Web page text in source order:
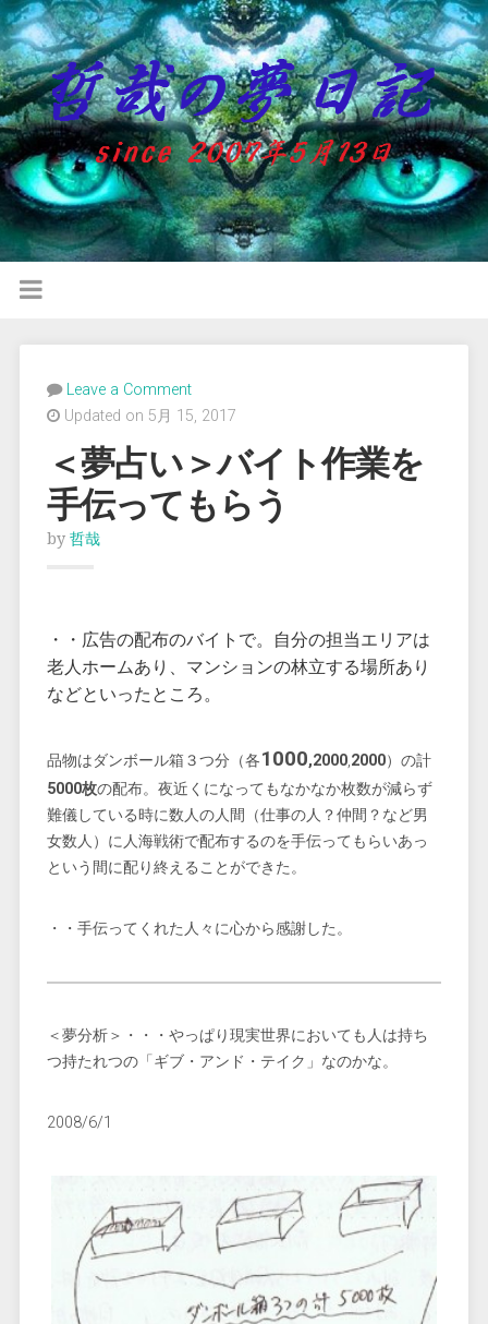
Leave a Comment
Updated on 5月 15, 2017
＜夢占い＞バイト作業を
手伝ってもらう
by 哲哉
・・広告の配布のバイトで。自分の担当エリアは
老人ホームあり、マンションの林立する場所あり
などといったところ。
品物はダンボール箱３つ分（各1000,2000,2000）の計
5000枚の配布。夜近くになってもなかなか枚数が減らず
難儀している時に数人の人間（仕事の人？仲間？など男
女数人）に人海戦術で配布するのを手伝ってもらいあっ
という間に配り終えることができた。
・・手伝ってくれた人々に心から感謝した。
＜夢分析＞・・・やっぱり現実世界においても人は持ち
つ持たれつの「ギブ・アンド・テイク」なのかな。
2008/6/1